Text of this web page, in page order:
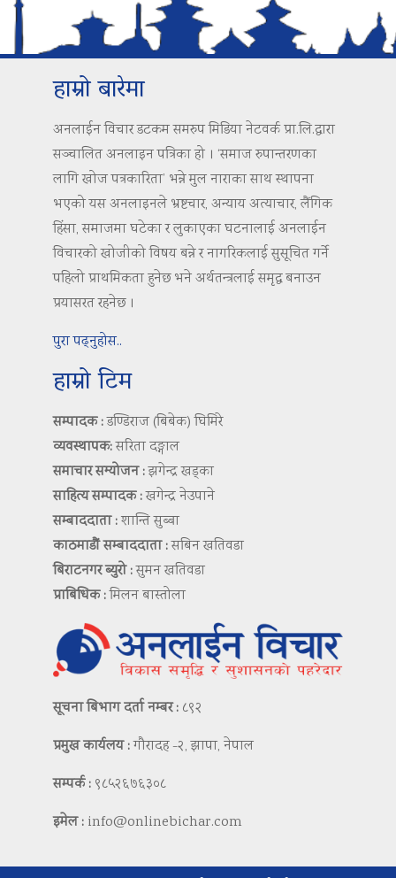
हाम्रो बारेमा
अनलाईन विचार डटकम समरुप मिडिया नेटवर्क प्रा.लि.द्वारा
सञ्चालित अनलाइन पत्रिका हो । ‘समाज रुपान्तरणका
लागि खोज पत्रकारिता’ भन्ने मुल नाराका साथ स्थापना
भएको यस अनलाइनले भ्रष्टचार, अन्याय अत्याचार, लैंगिक
हिंसा, समाजमा घटेका र लुकाएका घटनालाई अनलाईन
विचारको खोजीको विषय बन्ने र नागरिकलाई सुसूचित गर्ने
पहिलो प्राथमिकता हुनेछ भने अर्थतन्त्रलाई समृद्ध बनाउन
प्रयासरत रहनेछ ।
पुरा पढ्नुहोस..
हाम्रो टिम
सम्पादक :डण्डिराज (बिबेक) घिमिरे
व्यवस्थापक:सरिता दङ्गाल
समाचार सम्योजन :झगेन्द्र खड्का
साहित्य सम्पादक :खगेन्द्र नेउपाने
सम्बाददाता :शान्ति सुब्बा
काठमाडौं सम्बाददाता :सबिन खतिवडा
बिराटनगर ब्युरो :सुमन खतिवडा
प्राबिधिक :मिलन बास्तोला
सूचना बिभाग दर्ता नम्बर : ८९२
प्रमुख कार्यलय :गौरादह -२, झापा, नेपाल
सम्पर्क : ९८५२६७६३०८
इमेल : info@onlinebichar.com